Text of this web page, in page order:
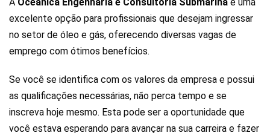
excelente opção para profissionais que desejam ingressar
no setor de óleo e gás, oferecendo diversas vagas de
emprego com ótimos benefícios.
Se você se identifica com os valores da empresa e possui
as qualificações necessárias, não perca tempo e se
inscreva hoje mesmo. Esta pode ser a oportunidade que
você estava esperando para avançar na sua carreira e fazer